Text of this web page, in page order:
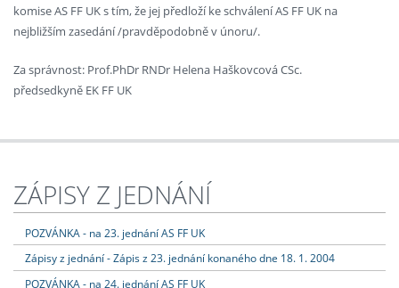
komise AS FF UK s tím, že jej předloží ke schválení AS FF UK na
nejbližším zasedání /pravděpodobně v únoru/.
Za správnost: Prof.PhDr RNDr Helena Haškovcová CSc.
předsedkyně EK FF UK
ZÁPISY Z JEDNÁNÍ
POZVÁNKA - na 23. jednání AS FF UK
Zápisy z jednání - Zápis z 23. jednání konaného dne 18. 1. 2004
POZVÁNKA - na 24. jednání AS FF UK